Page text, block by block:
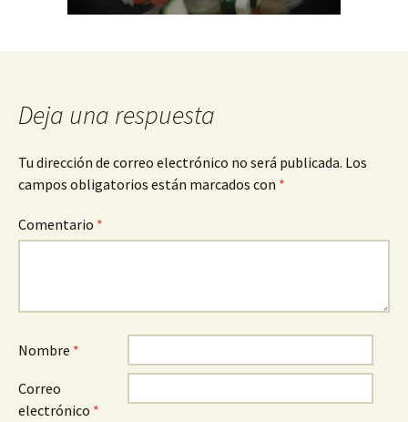
Deja una respuesta
Tu dirección de correo electrónico no será publicada. Los
campos obligatorios están marcados con *
Comentario *
Nombre *
Correo
electrónico *